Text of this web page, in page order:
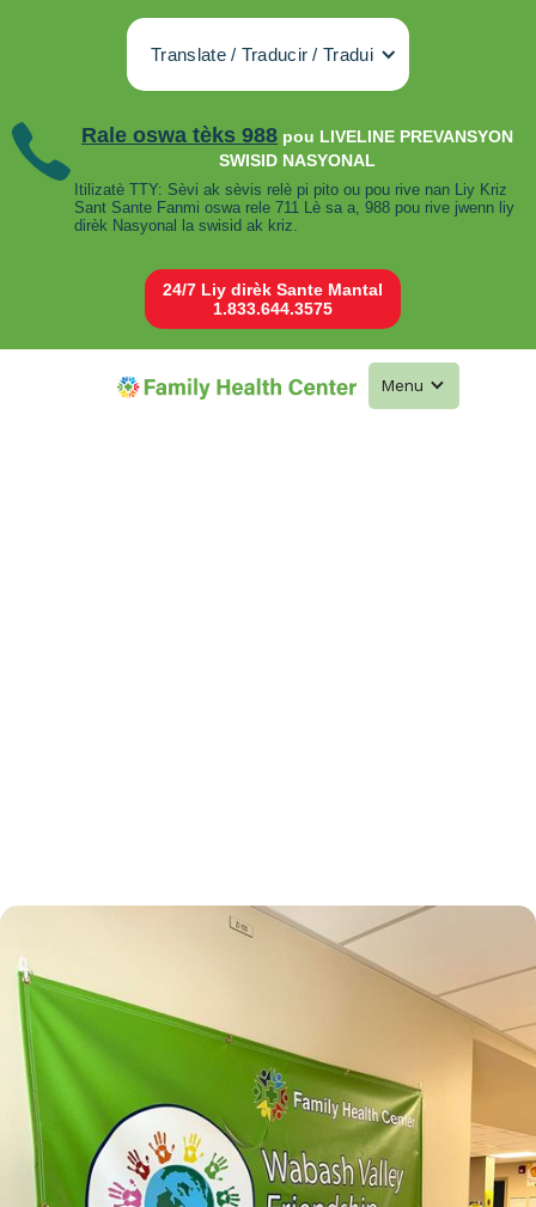
Translate / Traducir / Tradui
Rale oswa tèks 988 pou LIVELINE PREVANSYON
SWISID NASYONAL
Itilizatè TTY: Sèvi ak sèvis relè pi pito ou pou rive nan Liy Kriz
Sant Sante Fanmi oswa rele 711 Lè sa a, 988 pou rive jwenn liy
dirèk Nasyonal la swisid ak kriz.
24/7 Liy dirèk Sante Mantal
1.833.644.3575
Menu